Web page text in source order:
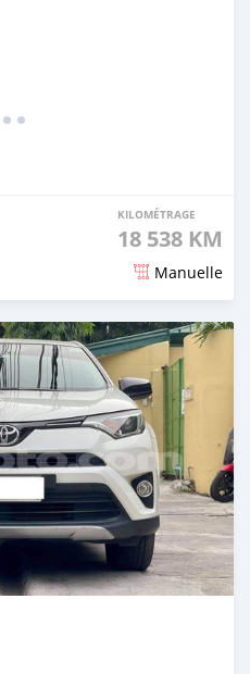
KILOMÉTRAGE
18 538 KM
Manuelle